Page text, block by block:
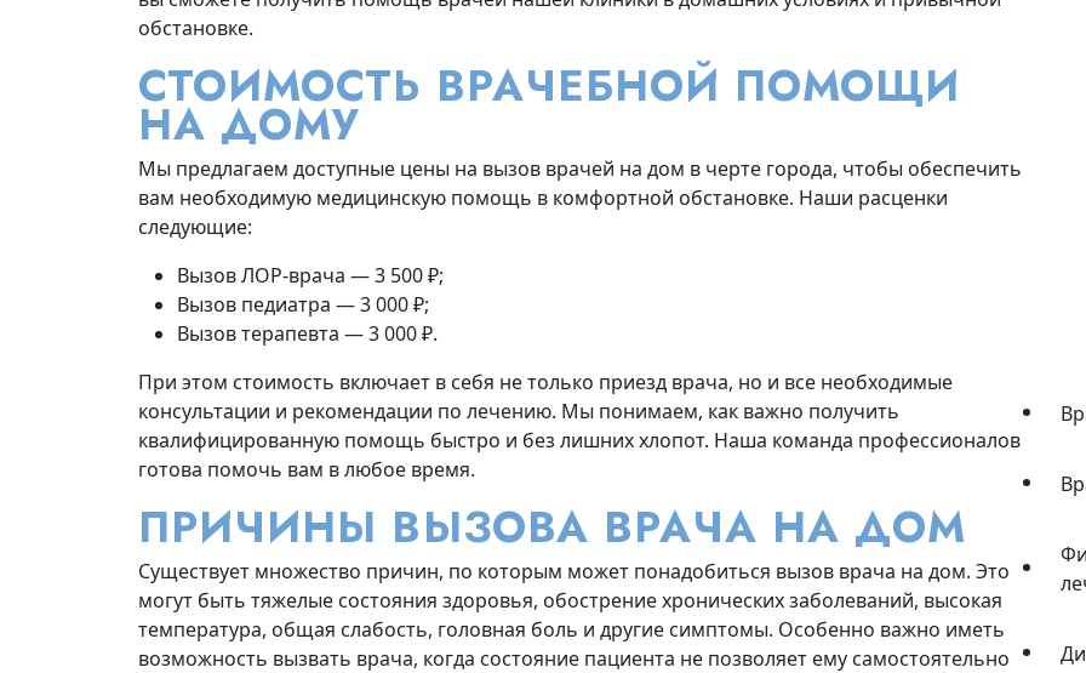
обстановке.
СТОИМОСТЬ ВРАЧЕБНОЙ ПОМОЩИ
НА ДОМУ
Мы предлагаем доступные цены на вызов врачей на дом в черте города, чтобы обеспечить
вам необходимую медицинскую помощь в комфортной обстановке. Наши расценки
следующие:
Вызов ЛОР-врача — 3 500 ₽;
Вызов педиатра — 3 000 ₽;
Вызов терапевта — 3 000 ₽.
При этом стоимость включает в себя не только приезд врача, но и все необходимые
консультации и рекомендации по лечению. Мы понимаем, как важно получить
квалифицированную помощь быстро и без лишних хлопот. Наша команда профессионалов
готова помочь вам в любое время.
ПРИЧИНЫ ВЫЗОВА ВРАЧА НА ДОМ
Существует множество причин, по которым может понадобиться вызов врача на дом. Это
могут быть тяжелые состояния здоровья, обострение хронических заболеваний, высокая
температура, общая слабость, головная боль и другие симптомы. Особенно важно иметь
возможность вызвать врача, когда состояние пациента не позволяет ему самостоятельно